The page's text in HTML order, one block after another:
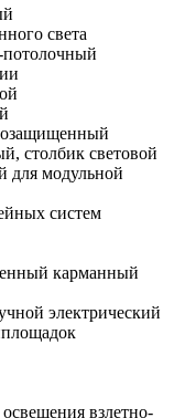
света
потолочный
столбик световой
для модульной
систем
карманный
электрический
взлетно-